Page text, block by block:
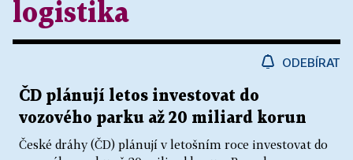
logistika
ODEBÍRAT
ČD plánují letos investovat do
vozového parku až 20 miliard korun
České dráhy (ČD) plánují v letošním roce investovat do